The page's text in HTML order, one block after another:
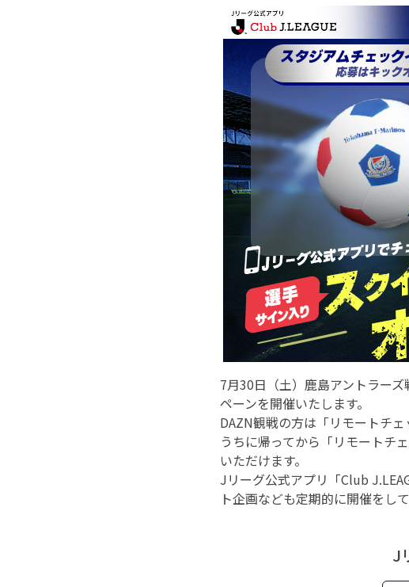
7月30日（土）鹿島アントラー
ペーンを開催いたします。
DAZN観戦の方は「リモートチ
うちに帰ってから「リモートチ
いただけます。
Jリーグ公式アプリ「Club
ト企画なども定期的に開催をし
J